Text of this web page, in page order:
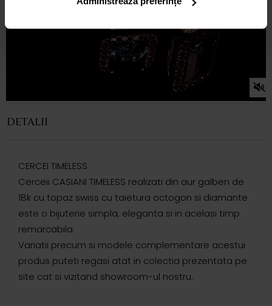
DETALII
CERCEI TIMELESS
Cerceii CASIANI TIMELESS realizati din aur galben de
18k cu topaz swiss cu taietura octogon si diamante
este o bijuterie simpla, eleganta si in acelasi timp
remarcabila.
Variatii precum si modele complementare acestui
produs puteti regasi atat in colectia prezentata pe
site cat si vizitand showroom-ul nostru.